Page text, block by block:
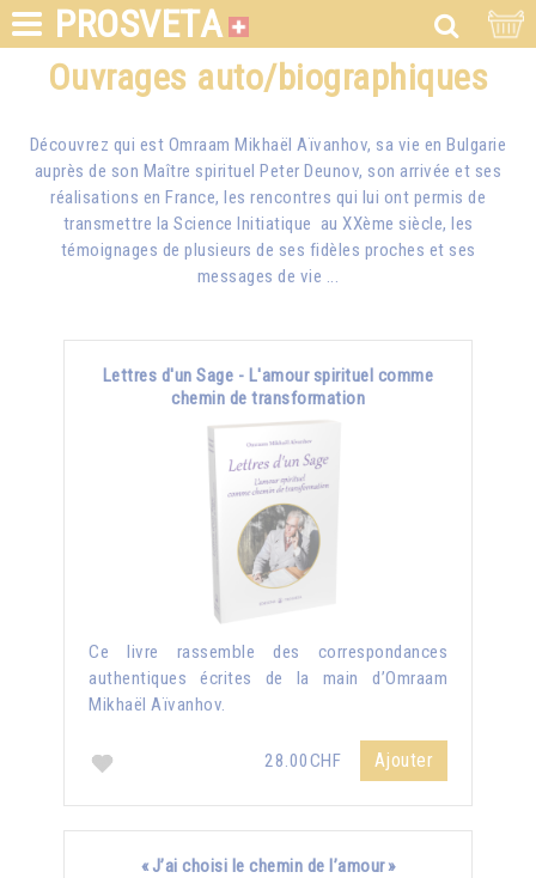
PROSVETA
Ouvrages auto/biographiques
Découvrez qui est Omraam Mikhaël Aïvanhov, sa vie en Bulgarie
auprès de son Maître spirituel Peter Deunov, son arrivée et ses
réalisations en France, les rencontres qui lui ont permis de
transmettre la Science Initiatique au XXème siècle, les
témoignages de plusieurs de ses fidèles proches et ses
messages de vie ...
Lettres d'un Sage - L'amour spirituel comme
chemin de transformation
Ce livre rassemble des correspondances
authentiques écrites de la main d’Omraam
Mikhaël Aïvanhov.
28.00CHF Ajouter
« J’ai choisi le chemin de l’amour »